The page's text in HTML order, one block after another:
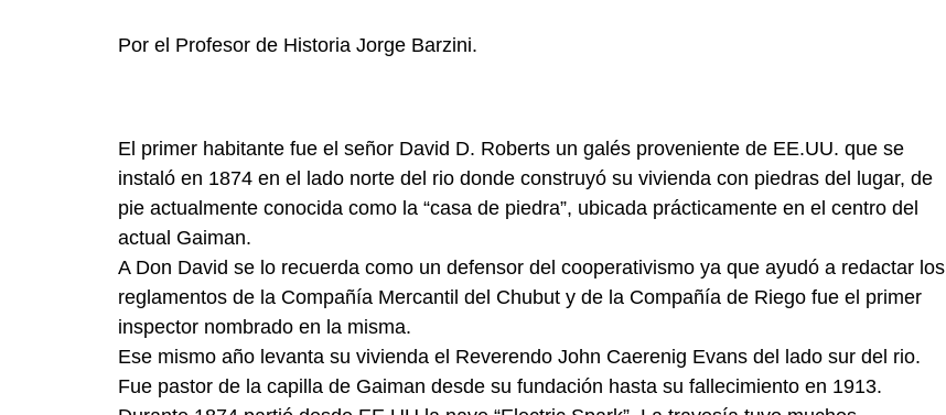
Por el Profesor de Historia Jorge Barzini.
El primer habitante fue el señor David D. Roberts un galés proveniente de EE.UU. que se
instaló en 1874 en el lado norte del rio donde construyó su vivienda con piedras del lugar, de
pie actualmente conocida como la “casa de piedra”, ubicada prácticamente en el centro del
actual Gaiman.
A Don David se lo recuerda como un defensor del cooperativismo ya que ayudó a redactar los
reglamentos de la Compañía Mercantil del Chubut y de la Compañía de Riego fue el primer
inspector nombrado en la misma.
Ese mismo año levanta su vivienda el Reverendo John Caerenig Evans del lado sur del rio.
Fue pastor de la capilla de Gaiman desde su fundación hasta su fallecimiento en 1913.